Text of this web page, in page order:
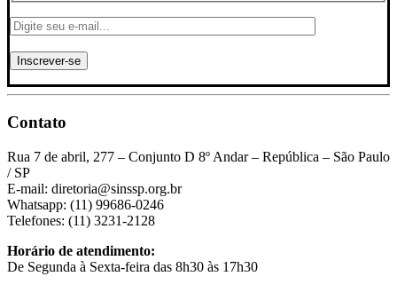
Contato
Rua 7 de abril, 277 – Conjunto D 8º Andar – República – São Paulo
/ SP
E-mail: diretoria@sinssp.org.br
Whatsapp: (11) 99686-0246
Telefones: (11) 3231-2128
Horário de atendimento:
De Segunda à Sexta-feira das 8h30 às 17h30